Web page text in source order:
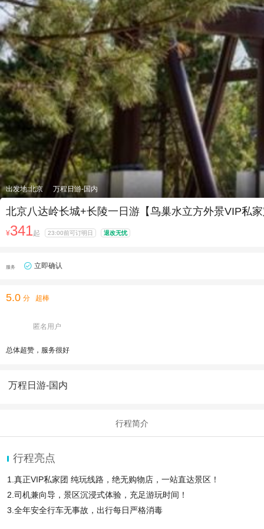
出发地:北京 万程日游-国内
北京八达岭长城+长陵一日游【鸟巢水立方外景VIP私
¥341起 23:00前可订明日 退改无忧
服务 立即确认
5.0 分 超棒
匿名用户
总体超赞，服务很好
万程日游-国内
行程简介
行程亮点
1.真正VIP私家团 纯玩线路，绝无购物店，一站直达景区！
2.司机兼向导，景区沉浸式体验，充足游玩时间！
3.全年安全行车无事故，出行每日严格消毒